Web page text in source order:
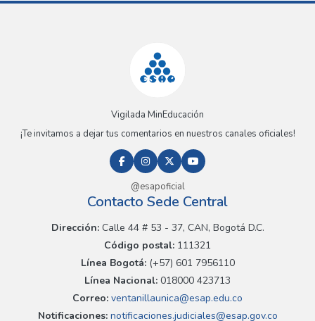
Vigilada MinEducación
¡Te invitamos a dejar tus comentarios en nuestros canales oficiales!
@esapoficial
Contacto Sede Central
Dirección:Calle 44 # 53 - 37, CAN, Bogotá D.C.
Código postal: 111321
Línea Bogotá:(+57) 601 7956110
Línea Nacional: 018000 423713
Correo: ventanillaunica@esap.edu.co
Notificaciones:notificaciones.judiciales@esap.gov.co